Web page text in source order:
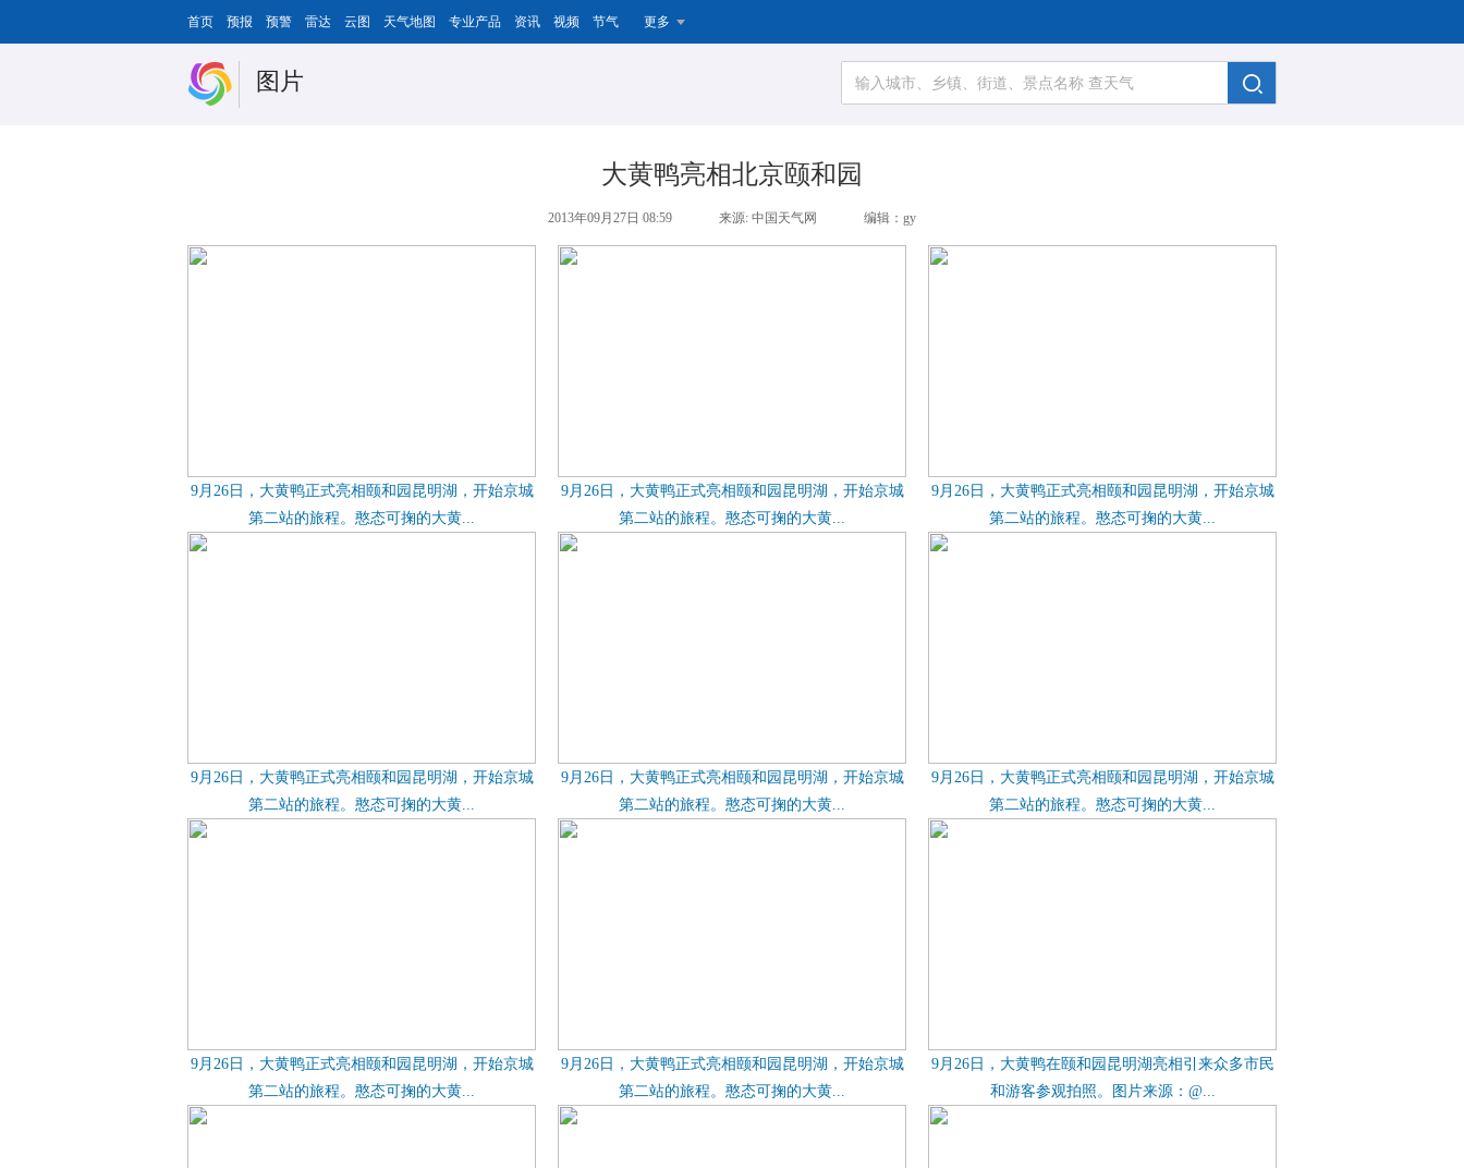
首页 预报 预警 雷达 云图 天气地图 专业产品 资讯 视频 节气 更多
图片
大黄鸭亮相北京颐和园
2013年09月27日 08:59 来源: 中国天气网 编辑：gy
9月26日，大黄鸭正式亮相颐和园昆明湖，开始京城
第二站的旅程。憨态可掬的大黄...
9月26日，大黄鸭正式亮相颐和园昆明湖，开始京城
第二站的旅程。憨态可掬的大黄...
9月26日，大黄鸭正式亮相颐和园昆明湖，开始京城
第二站的旅程。憨态可掬的大黄...
9月26日，大黄鸭正式亮相颐和园昆明湖，开始京城
第二站的旅程。憨态可掬的大黄...
9月26日，大黄鸭正式亮相颐和园昆明湖，开始京城
第二站的旅程。憨态可掬的大黄...
9月26日，大黄鸭正式亮相颐和园昆明湖，开始京城
第二站的旅程。憨态可掬的大黄...
9月26日，大黄鸭正式亮相颐和园昆明湖，开始京城
第二站的旅程。憨态可掬的大黄...
9月26日，大黄鸭正式亮相颐和园昆明湖，开始京城
第二站的旅程。憨态可掬的大黄...
9月26日，大黄鸭在颐和园昆明湖亮相引来众多市民
和游客参观拍照。图片来源：@...